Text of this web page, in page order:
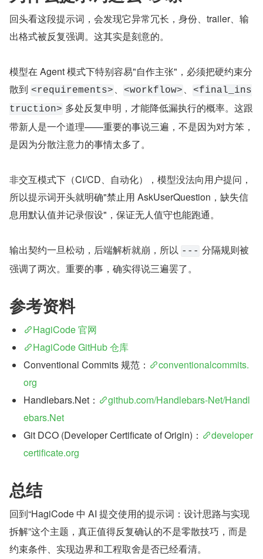
回头看这段提示词，会发现它异常冗长，身份、trailer、输
出格式被反复强调。这其实是刻意的。
模型在 Agent 模式下特别容易"自作主张"，必须把硬约束分
散到 <requirements> 、 <workflow> 、
<final_ins
truction> 多处反复申明，才能降低漏执行的概率。这跟
带新人是一个道理——重要的事说三遍，不是因为对方笨，
是因为分散注意力的事情太多了。
非交互模式下（CI/CD、自动化），模型没法向用户提问，
所以提示词开头就明确"禁止用 AskUserQuestion，缺失信
息用默认值并记录假设"，保证无人值守也能跑通。
输出契约一旦松动，后端解析就崩，所以 --- 分隔规则被
强调了两次。重要的事，确实得说三遍罢了。
参考资料
HagiCode 官网
HagiCode GitHub 仓库
Conventional Commits 规范：
conventionalcommits.
org
Handlebars.Net：
github.com/Handlebars-Net/Handl
ebars.Net
Git DCO (Developer Certificate of Origin)：
developer
certificate.org
总结
回到“HagiCode 中 AI 提交使用的提示词：设计思路与实现
拆解”这个主题，真正值得反复确认的不是零散技巧，而是
约束条件、实现边界和工程取舍是否已经看清。